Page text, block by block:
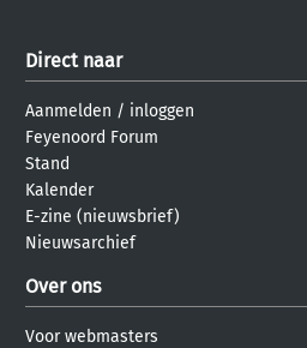
Direct naar
Aanmelden / inloggen
Feyenoord Forum
Stand
Kalender
E-zine (nieuwsbrief)
Nieuwsarchief
Over ons
Voor webmasters